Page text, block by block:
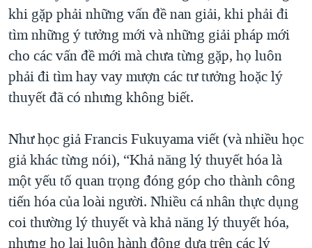
khi gặp phải những vấn đề nan giải, khi phải đi
tìm những ý tưởng mới và những giải pháp mới
cho các vấn đề mới mà chưa từng gặp, họ luôn
phải đi tìm hay vay mượn các tư tưởng hoặc lý
thuyết đã có nhưng không biết.
Như học giả Francis Fukuyama viết (và nhiều học
giả khác từng nói), “Khả năng lý thuyết hóa là
một yếu tố quan trọng đóng góp cho thành công
tiến hóa của loài người. Nhiều cá nhân thực dụng
coi thường lý thuyết và khả năng lý thuyết hóa,
nhưng họ lại luôn hành động dựa trên các lý